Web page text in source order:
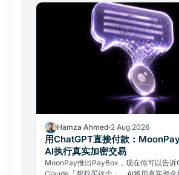
Hamza Ahmed 2 Aug 2026
用ChatGPT直接付款：
AI执行真实加密交易
MoonPay推出PayBox，现在你可以告